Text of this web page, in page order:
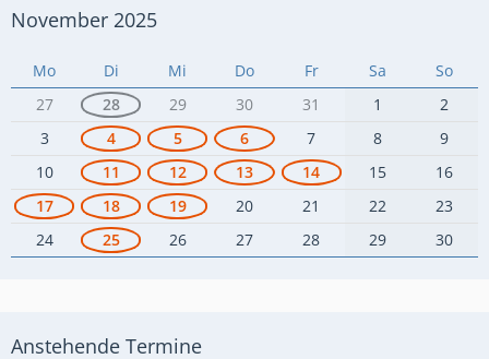
November 2025
Mo Di Mi Do Fr Sa
So
27
28 29 30 31 1
2
3
4 5 6 7 8
9
10
11 12 13 14 15
16
17
18 19 20 21 22
23
24
25 26 27 28 29 30
Anstehende Termine